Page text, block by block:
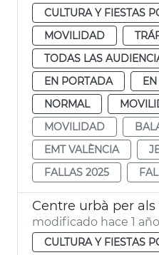
CULTURA Y FIESTAS
MOVILIDAD
TODAS LAS
EN PORTADA
NORMAL
MOVILIDAD
EMT VALÈNCIA
FALLAS 2025
modificado hace 1 año
CULTURA Y FIESTAS